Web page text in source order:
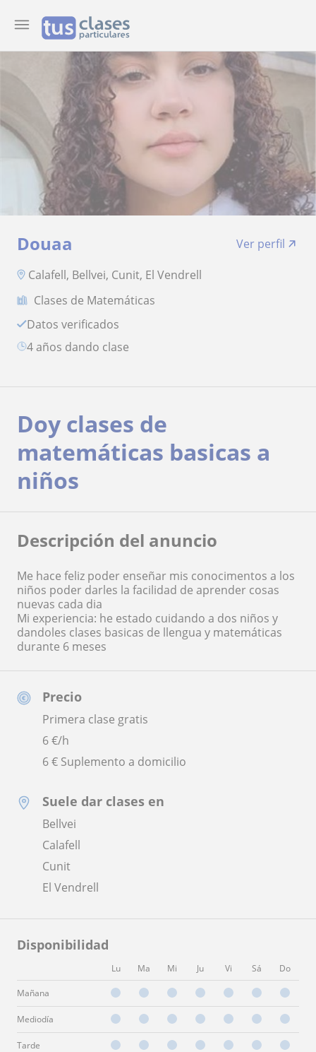
Douaa
Ver perfil
Calafell, Bellvei, Cunit, El Vendrell
Clases de Matemáticas
Datos verificados
4 años dando clase
Precio
Primera clase gratis
6€/h
6 € Suplemento a domicilio
Suele dar clases en
Bellvei
Calafell
Cunit
El Vendrell
Disponibilidad
Lu Ma Mi Ju Vi Sá Do
Mañana
Mediodía
Tarde
Doy clases de
matemáticas basicas a
niños
Descripción del anuncio
Me hace feliz poder enseñar mis conocimentos a los
niños poder darles la facilidad de aprender cosas
nuevas cada dia
Mi experiencia: he estado cuidando a dos niños y
dandoles clases basicas de llengua y matemáticas
durante 6 meses